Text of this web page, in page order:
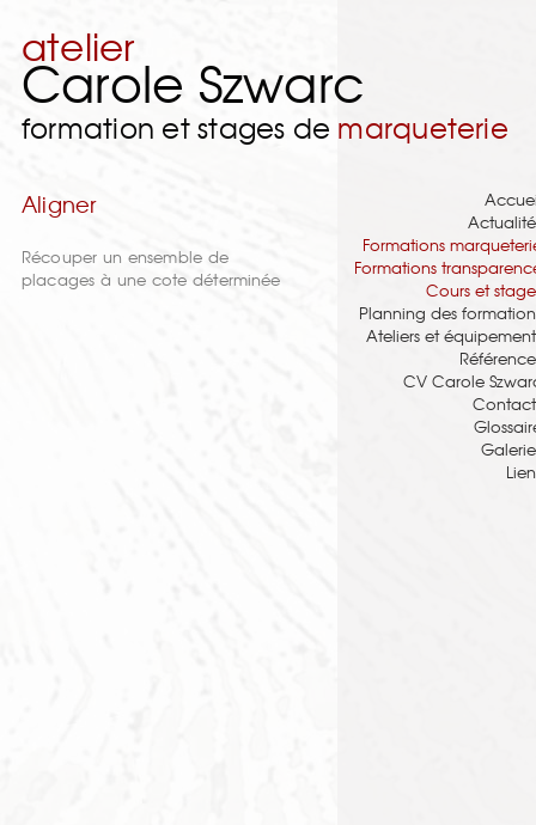
atelier
Carole Szwarc
formation et stages de marqueterie
Aligner
Récouper un ensemble de
placages à une cote déterminée
Formations
Formations
Cours et
Planning des
Ateliers et
CV Carole